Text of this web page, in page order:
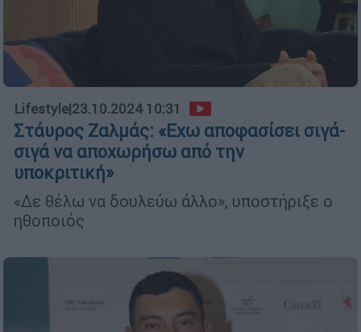
Lifestyle|23.10.2024 10:31
Στάυρος Ζαλμάς: «Εχω αποφασίσει σιγά-
σιγά να αποχωρήσω από την
υποκριτική»
«Δε θέλω να δουλεύω άλλο», υποστήριξε ο
ηθοποιός